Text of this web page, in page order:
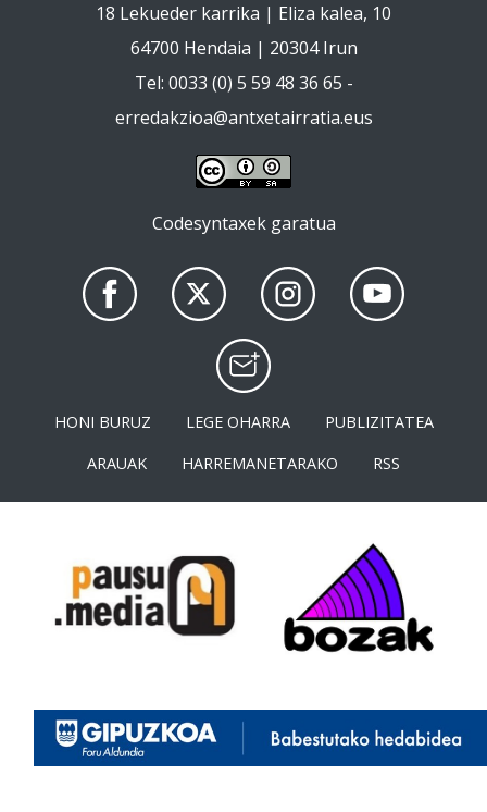
18 Lekueder karrika | Eliza kalea, 10
64700 Hendaia | 20304 Irun
Tel: 0033 (0) 5 59 48 36 65 -
erredakzioa@antxetairratia.eus
Codesyntaxek garatua
HONI BURUZ LEGE OHARRA
PUBLIZITATEA
ARAUAK
HARREMANETARAKO RSS